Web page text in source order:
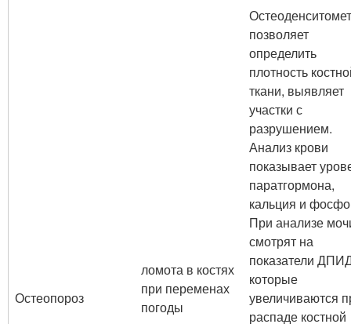
Остеопороз
ломота в костях
при переменах
погоды
позволяет
определить
плотность
ткани, выявляет
участки с
разрушением.
Анализ крови
показывает
паратгормона,
кальция и
При анализе
смотрят на
показатели
которые
увеличиваются
распаде костной